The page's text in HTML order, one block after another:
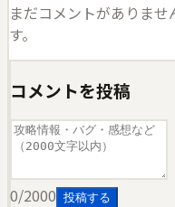
まだコメントがありま
す。
コメントを投稿
0/2000 投稿する